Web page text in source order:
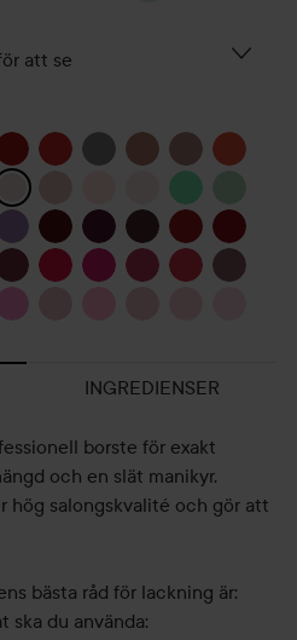
att se
INGREDIENSER
borste för exakt
och en slät manikyr.
hög salongskvalité och gör att
bästa råd för lackning är:
ska du använda: